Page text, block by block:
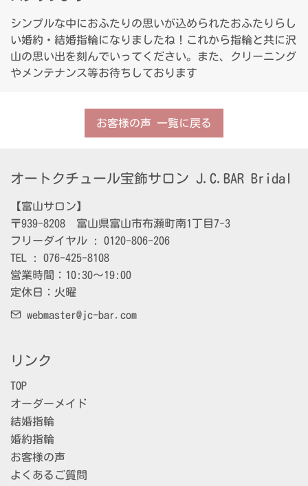
シンプルな中におふたりの思いが込められたおふたりらし
い婚約・結婚指輪になりましたね！これから指輪と共に沢
山の思い出を刻んでいってください。また、クリーニング
やメンテナンス等お待ちしております
お客様の声 一覧に戻る
オートクチュール宝飾サロン J.C.BAR Bridal
【富山サロン】
〒939-8208　富山県富山市布瀬町南1丁目7-3
フリーダイヤル : 0120-806-206
TEL : 076-425-8108
営業時間：10:30～19:00
定休日：火曜
webmaster@jc-bar.com
リンク
TOP
オーダーメイド
結婚指輪
婚約指輪
お客様の声
よくあるご質問